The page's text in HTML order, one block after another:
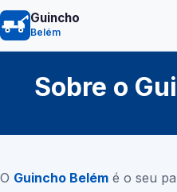
Guincho
Belém
Sobre o
O Guincho Belém é o seu